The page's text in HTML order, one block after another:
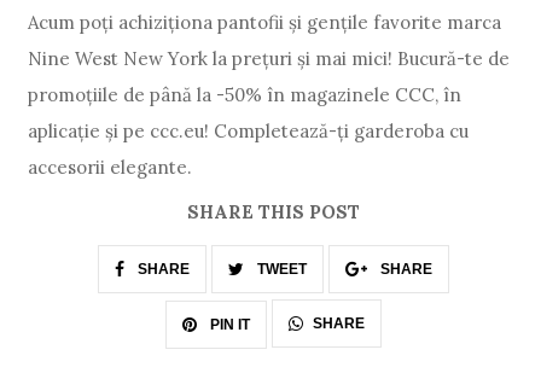
Acum poți achiziționa pantofii și gențile favorite marca
Nine West New York la prețuri și mai mici! Bucură-te de
promoțiile de până la -50% în magazinele CCC, în
aplicație și pe ccc.eu! Completează-ți garderoba cu
accesorii elegante.
SHARE THIS POST
SHARE TWEET SHARE
PIN IT SHARE